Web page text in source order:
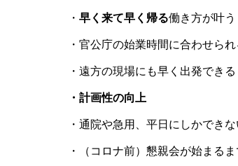
・ 早く来て早く帰る働き方が叶う
・官公庁の始業時間に合わせられ
・遠方の現場にも早く出発できる
・計画性の向上
・通院や急用、平日にしかでき
・（コロナ前）懇親会が始まる